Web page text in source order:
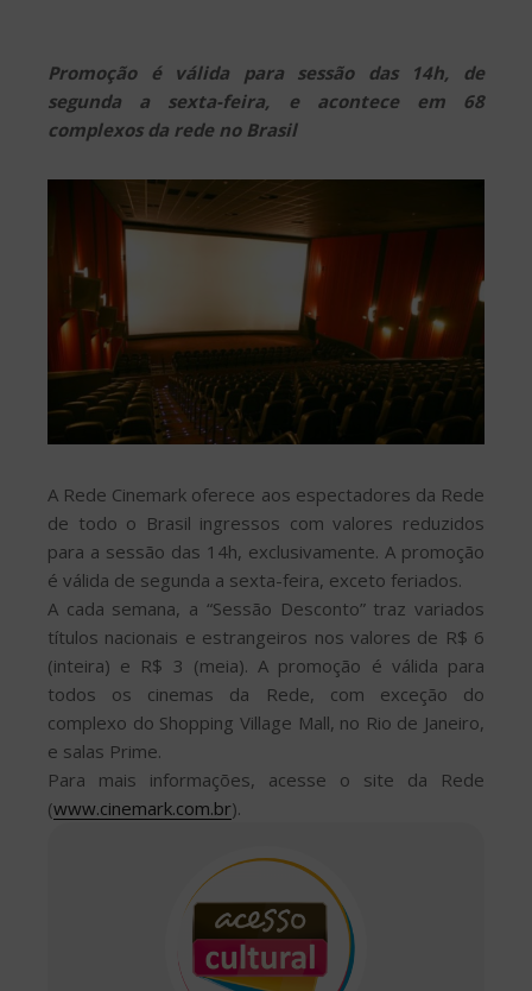
Promoção é válida para sessão das 14h, de
segunda a sexta-feira, e acontece em 68
complexos da rede no Brasil
A Rede Cinemark oferece aos espectadores da Rede
de todo o Brasil ingressos com valores reduzidos
para a sessão das 14h, exclusivamente. A promoção
é válida de segunda a sexta-feira, exceto feriados.
A cada semana, a “Sessão Desconto” traz variados
títulos nacionais e estrangeiros nos valores de R$ 6
(inteira) e R$ 3 (meia). A promoção é válida para
todos os cinemas da Rede, com exceção do
complexo do Shopping Village Mall, no Rio de Janeiro,
e salas Prime.
Para mais informações, acesse o site da Rede
(www.cinemark.com.br).